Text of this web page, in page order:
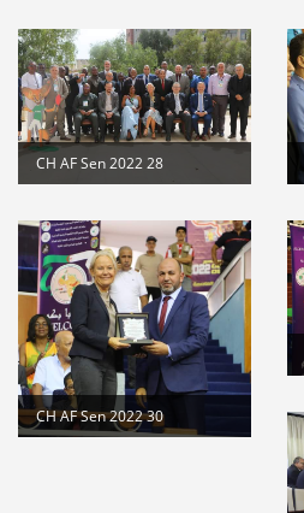
CH AF Sen 2022 28
CH AF Sen 2022 30